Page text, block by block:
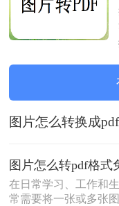
在日常学习、工作和
常需要将一张或多张